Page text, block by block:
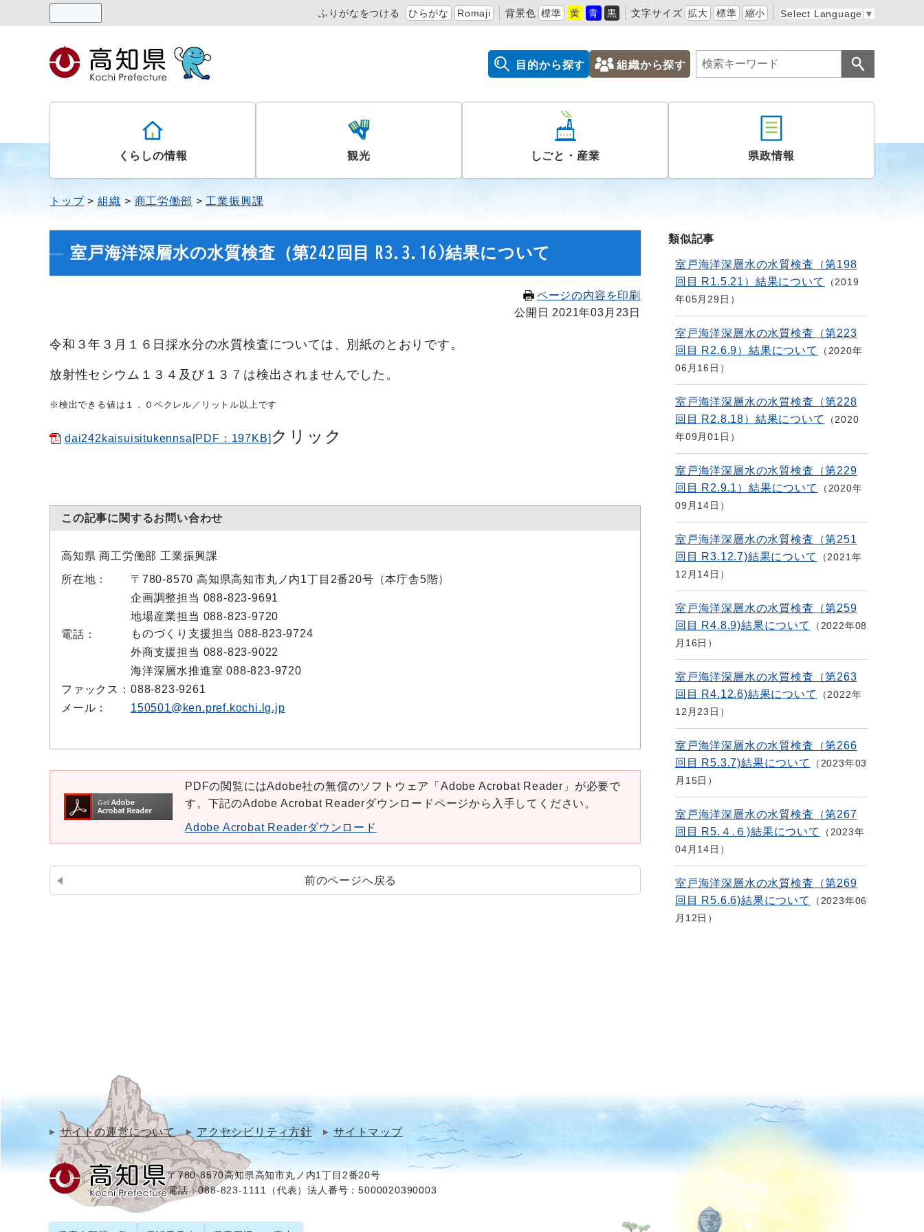
ふりがなをつける ひらがな Romaji 背景色 標準 黄 青 黒 文字サイズ 拡大 標準 縮小 Select Language ▼
目的から探す 組織から探す
くらしの情報 観光 しごと・産業 県政情報
トップ 組織 商工労働部 工業振興課
室戸海洋深層水の水質検査（第242回目 R3.3.16)結果について
ページの内容を印刷
公開日 2021年03月23日
令和３年３月１６ 日採水分の水質検査については、別紙のとおりです。
放射性セシウム１３４及び１３７は検出されませんでした。
※検出できる値は１．０ベクレル／リットル以上です
dai242kaisuisitukennsa[PDF：197KB] クリック
この記事に関するお問い合わせ
高知県 商工労働部 工業振興課
所在地：
〒780-8570 高知県高知市丸ノ内1丁目2番20号（本庁舎5階）
電話：
企画調整担当 088-823-9691
地場産業担当 088-823-9720
ものづくり支援担当 088-823-9724
外商支援担当 088-823-9022
海洋深層水推進室 088-823-9720
ファックス： 088-823-9261
メール：
150501@ken.pref.kochi.lg.jp
PDFの閲覧にはAdobe社の無償のソフトウェア「Adobe Acrobat Reader」が必要で
す。下記のAdobe Acrobat Readerダウンロードページから入手してください。
Adobe Acrobat Readerダウンロード
前のページへ戻る
類似記事
室戸海洋深層水の水質検査（第198
回目 R1.5.21）結果について
2019
年05月29日
室戸海洋深層水の水質検査（第223
回目 R2.6.9）結果について
2020年
06月16日
室戸海洋深層水の水質検査（第228
回目 R2.8.18）結果について
2020
年09月01日
室戸海洋深層水の水質検査（第229
回目 R2.9.1）結果について
2020年
09月14日
室戸海洋深層水の水質検査（第251
回目 R3.12.7)結果について
2021年
12月14日
室戸海洋深層水の水質検査（第259
回目 R4.8.9)結果について
2022年08
月16日
室戸海洋深層水の水質検査（第263
回目 R4.12.6)結果について
2022年
12月23日
室戸海洋深層水の水質検査（第266
回目 R5.3.7)結果について
2023年03
月15日
室戸海洋深層水の水質検査（第267
回目 R5.４.６)結果について
2023年
04月14日
室戸海洋深層水の水質検査（第269
回目 R5.6.6)結果について
2023年06
月12日
サイトの運営について アクセシビリティ方針 サイトマップ
〒780-8570高知県高知市丸ノ内1丁目2番20号
電話：088-823-1111（代表）法人番号：5000020390003